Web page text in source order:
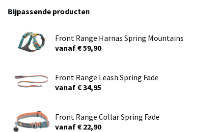
Bijpassende producten
Front Range Harnas Spring Mountains
vanaf € 59,90
Front Range Leash Spring Fade
vanaf € 34,95
Front Range Collar Spring Fade
vanaf € 22,90